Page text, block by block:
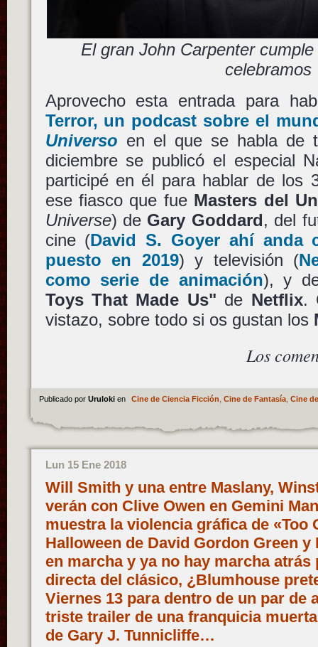
El gran John Carpenter
celebramos
Aprovecho esta entrada para
Terror, un podcast sobre el
Universo en el que se habla de
diciembre se publicó el especial
participé en él para hablar de los
ese fiasco que fue Masters del
Universe) de Gary Goddard, del
cine (David S. Goyerahí anda
puesto en 2019) y televisión (
como serie de animación), y
Toys That Made Us" de Netflix.
vistazo, sobre todo si os gustan los
Los
Publicado por Uruloki en Cine de Ciencia Ficción Cine de Fantasía, Cine
Lun 15 Ene 2018
Will Smith y una entre Maslany,
verán con Clive Owen en Gemini
muestra la violencia gráfica de «Too
Halloween de David Gordon Green
en marcha y ya no hay marcha atrás
directa del clásico, ¿Blumhouse
Viernes 13 para dentro de un par de
triste trailer de una franquicia
de Gary J. Tunnicliffe…